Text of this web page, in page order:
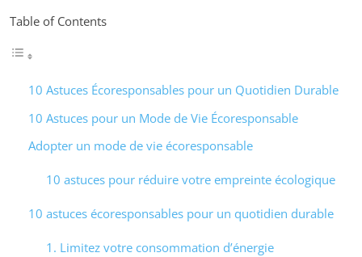
Table of Contents
10 Astuces Écoresponsables pour un Quotidien Durable
10 Astuces pour un Mode de Vie Écoresponsable
Adopter un mode de vie écoresponsable
10 astuces pour réduire votre empreinte écologique
10 astuces écoresponsables pour un quotidien durable
1. Limitez votre consommation d’énergie